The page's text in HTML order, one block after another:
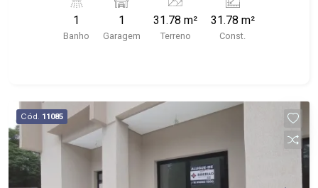
1
Banho
1
Garagem
31.78 m²
Terreno
31.78 m²
Const.
Cód. 11085